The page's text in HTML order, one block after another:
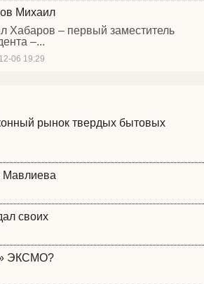
Михаил
Хабаров – первый заместитель
–...
06 19:29
рынок твердых бытовых
Мавлиева
своих
ЭКСМО?